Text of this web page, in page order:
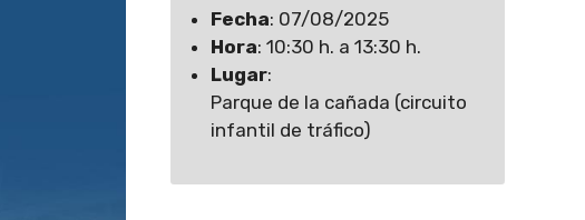
Fecha: 07/08/2025
Hora: 10:30 h. a 13:30 h.
Lugar:
Parque de la cañada (circuito
infantil de tráfico)